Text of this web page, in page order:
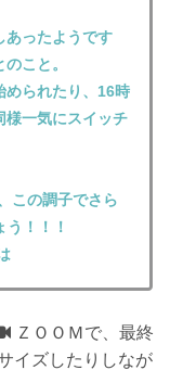
あったようです
こと。
められたり、16時
様一気にスイッチ
この調子でさら
！！！
ＺＯＯＭで、最終
イズしたりしなが